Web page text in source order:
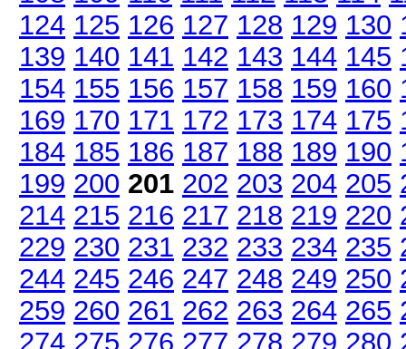
124 125 126 127 128 129 130
139 140 141 142 143 144 145
154 155 156 157 158 159 160
169 170 171 172 173 174 175
184 185 186 187 188 189 190
199 200 201 202 203 204 205
214 215 216 217 218 219 220
229 230 231 232 233 234 235
244 245 246 247 248 249 250
259 260 261 262 263 264 265
274 275 276 277 278 279 280